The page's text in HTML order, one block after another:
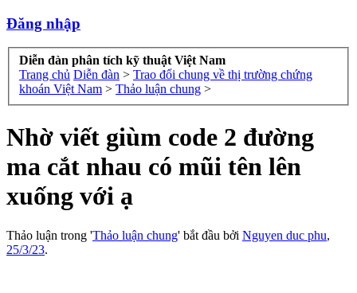
Đăng nhập
Diễn đàn phân tích kỹ thuật Việt Nam
Trang chủ Diễn đàn > Trao đổi chung về thị trường chứng
khoán Việt Nam > Thảo luận chung >
Nhờ viết giùm code 2 đường
ma cắt nhau có mũi tên lên
xuống với ạ
Thảo luận trong 'Thảo luận chung' bắt đầu bởi Nguyen duc phu,
25/3/23.